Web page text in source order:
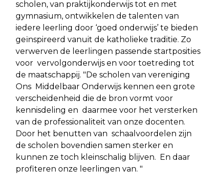
scholen, van praktijkonderwijs tot en met
gymnasium, ontwikkelen de talenten van
iedere leerling door ‘goed onderwijs’ te bieden
geïnspireerd vanuit de katholieke traditie. Zo
verwerven de leerlingen passende startposities
voor vervolgonderwijs en voor toetreding tot
de maatschappij. "De scholen van vereniging
Ons Middelbaar Onderwijs kennen een grote
verscheidenheid die de bron vormt voor
kennisdeling en daarmee voor het versterken
van de professionaliteit van onze docenten.
Door het benutten van schaalvoordelen zijn
de scholen bovendien samen sterker en
kunnen ze toch kleinschalig blijven. En daar
profiteren onze leerlingen van. "